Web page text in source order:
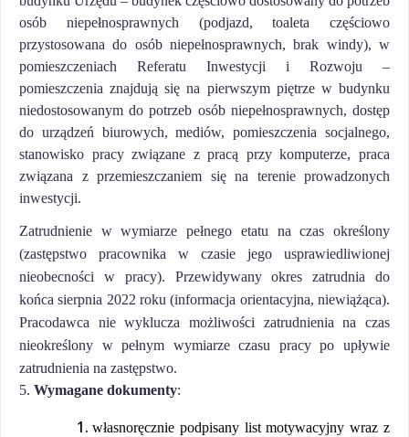
osób niepełnosprawnych (podjazd, toaleta częściowo
przystosowana do osób niepełnosprawnych, brak windy), w
pomieszczeniach Referatu Inwestycji i Rozwoju –
pomieszczenia znajdują się na pierwszym piętrze w budynku
niedostosowanym do potrzeb osób niepełnosprawnych, dostęp
do urządzeń biurowych, mediów, pomieszczenia socjalnego,
stanowisko pracy związane z pracą przy komputerze, praca
związana z przemieszczaniem się na terenie prowadzonych
inwestycji.
Zatrudnienie w wymiarze pełnego etatu na czas określony
(zastępstwo pracownika w czasie jego usprawiedliwionej
nieobecności w pracy). Przewidywany okres zatrudnia do
końca sierpnia 2022 roku (informacja orientacyjna, niewiążąca).
Pracodawca nie wyklucza możliwości zatrudnienia na czas
nieokreślony w pełnym wymiarze czasu pracy po upływie
zatrudnienia na zastępstwo.
5. Wymagane dokumenty:
własnoręcznie podpisany list motywacyjny wraz z